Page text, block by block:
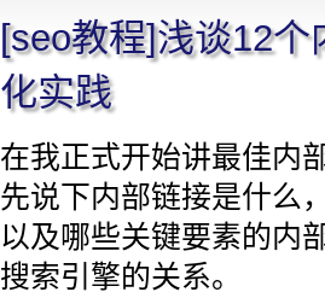
[seo教程]浅谈12
化实践
在我正式开始讲最佳内
先说下内部链接是什么
以及哪些关键要素的内
搜索引擎的关系。